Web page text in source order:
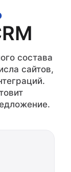
состава
сайтов,